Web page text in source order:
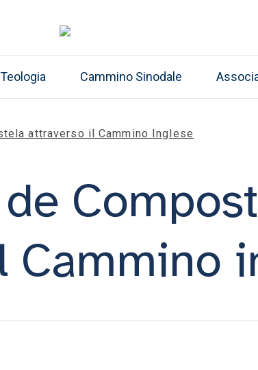
Cammino Sinodale
attraverso il Cammino Inglese
Cammino